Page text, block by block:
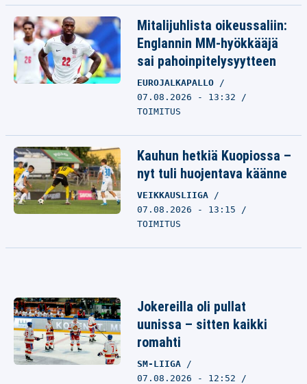
Mitalijuhlista oikeussaliin:
Englannin MM-hyökkääjä
sai pahoinpitelysyytteen
EUROJALKAPALLO
07.08.2026 - 13:32
TOIMITUS
Kauhun hetkiä Kuopiossa –
nyt tuli huojentava käänne
VEIKKAUSLIIGA
07.08.2026 - 13:15
TOIMITUS
Jokereilla oli pullat
uunissa – sitten kaikki
romahti
SM-LIIGA
07.08.2026 - 12:52